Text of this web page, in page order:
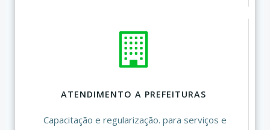
ATENDIMENTO A PREFEITURAS
Capacitação e regularização. para serviços e